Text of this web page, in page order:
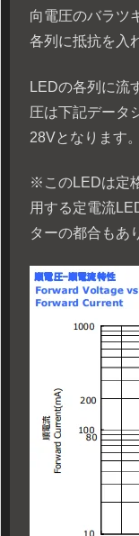
向電圧のバラツ
各列に抵抗を入
LEDの各列に流
圧は下記データ
28Vとなります。
※このLEDは定
用する定電流
ターの都合もあ